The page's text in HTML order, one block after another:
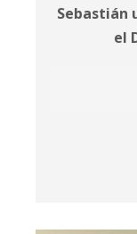
Sebastián
el